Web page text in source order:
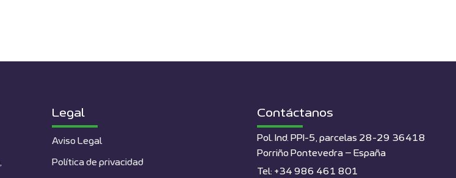
Legal
Aviso Legal
Política de privacidad
Contáctanos
Pol. Ind. PPI-5, parcelas 28-29 36418
Porriño Pontevedra – España
Tel: +34 986 461 801